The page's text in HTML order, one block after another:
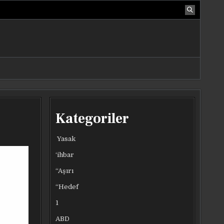
Kategoriler
Yasak
‘ihbar
“Aşırı
“Hedef
1
ABD